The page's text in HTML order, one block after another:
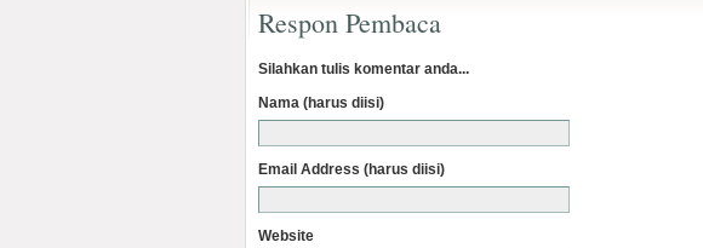
Respon Pembaca
Silahkan tulis komentar anda...
Nama (harus diisi)
Email Address (harus diisi)
Website